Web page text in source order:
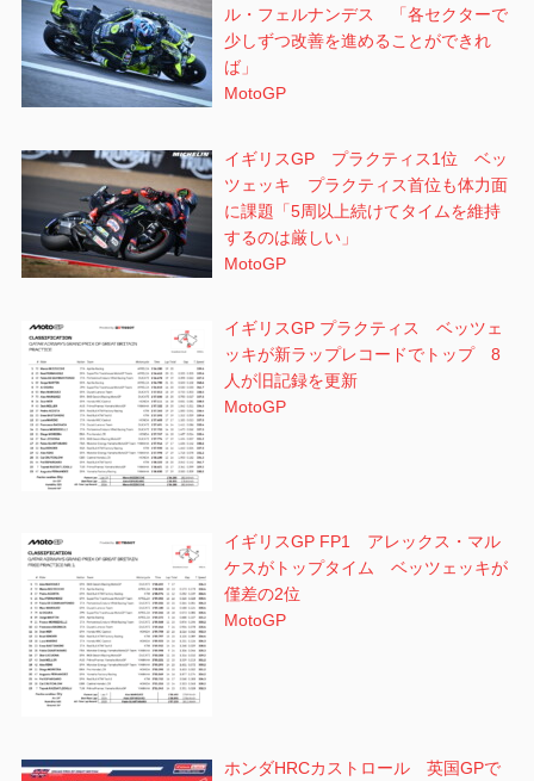
ル・フェルナンデス 「各セクターで
少しずつ改善を進めることができれ
ば」
MotoGP
イギリスGP プラクティス1位 ベッ
ツェッキ プラクティス首位も体力面
に課題「5周以上続けてタイムを維持
するのは厳しい」
MotoGP
イギリスGP プラクティス ベッツェ
ッキが新ラップレコードでトップ 8
人が旧記録を更新
MotoGP
イギリスGP FP1 アレックス・マル
ケスがトップタイム ベッツェッキが
僅差の2位
MotoGP
ホンダHRCカストロール 英国GPで